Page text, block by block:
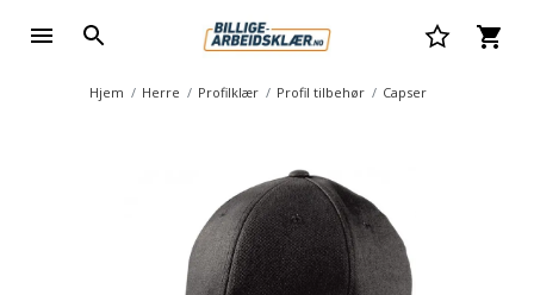
Hjem Herre Profilklær Profil tilbehør Capser